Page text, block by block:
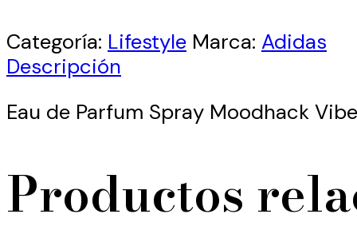
Categoría: Lifestyle Marca: Adidas
Descripción
Eau de Parfum Spray Moodhack
Productos